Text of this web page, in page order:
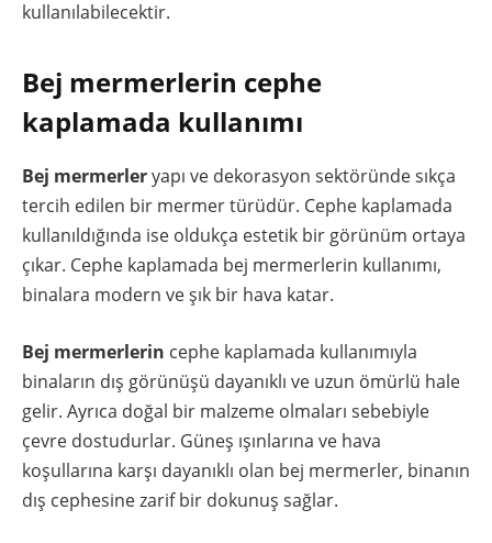
kullanılabilecektir.
Bej mermerlerin cephe
kaplamada kullanımı
Bej mermerleryapı ve dekorasyon sektöründe sıkça
tercih edilen bir mermer türüdür. Cephe kaplamada
kullanıldığında ise oldukça estetik bir görünüm ortaya
çıkar. Cephe kaplamada bej mermerlerin kullanımı,
binalara modern ve şık bir hava katar.
Bej mermerlerin cephe kaplamada kullanımıyla
binaların dış görünüşü dayanıklı ve uzun ömürlü hale
gelir. Ayrıca doğal bir malzeme olmaları sebebiyle
çevre dostudurlar. Güneş ışınlarına ve hava
koşullarına karşı dayanıklı olan bej mermerler, binanın
dış cephesine zarif bir dokunuş sağlar.